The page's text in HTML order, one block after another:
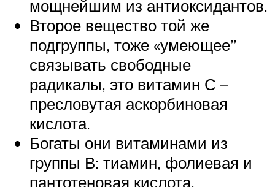
мощнейшим из антиоксидантов.
Второе вещество той же
подгруппы, тоже «умеющее”
связывать свободные
радикалы, это витамин С –
пресловутая аскорбиновая
кислота.
Богаты они витаминами из
группы В: тиамин, фолиевая и
пантотеновая кислота,